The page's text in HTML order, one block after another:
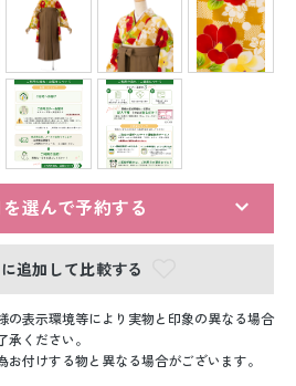
選んで予約する
追加して比較する
の表示環境等により実物と印象の異なる場合
ください。
付けする物と異なる場合がございます。